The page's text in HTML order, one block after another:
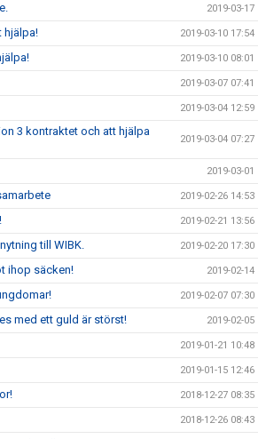
2019-03-17
hjälpa! 2019-03-10 17:54
2019-03-10 08:01
2019-03-07 07:41
2019-03-04 12:59
3 kontraktet och att hjälpa
2019-03-04 07:27
2019-03-01
2019-02-26 14:53
2019-02-21 13:56
till WIBK. 2019-02-20 17:30
ihop säcken! 2019-02-14
2019-02-07 07:30
med ett guld är störst! 2019-02-05
2019-01-21 10:48
2019-01-15 12:46
2018-12-27 08:35
2018-12-26 08:43